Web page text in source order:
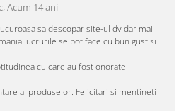
Acum 14 ani
sa descopar site-ul dv dar mai
lucrurile se pot face cu bun gust si
cu care au fost onorate
al produselor. Felicitari si mentineti